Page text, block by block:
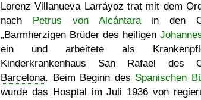
Lorenz Villanueva Larráyoz trat mit dem
nach Petrus von Alcántarain den
Barmherzigen Brüder des heiligen
ein und arbeitete als
Kinderkrankenhaus San Rafael des
Barcelona. Beim Beginn des Spanischen
wurde das Hosptal im Juli 1936 von